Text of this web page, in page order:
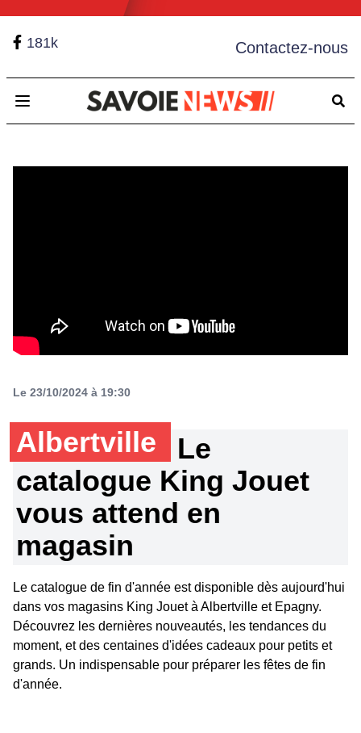
181k Contactez-nous
Open main menu
Le 23/10/2024 à 19:30
Albertville
Le
catalogue King Jouet
vous attend en
magasin
Le catalogue de fin d'année est disponible dès aujourd'hui
dans vos magasins King Jouet à Albertville et Epagny.
Découvrez les dernières nouveautés, les tendances du
moment, et des centaines d'idées cadeaux pour petits et
grands. Un indispensable pour préparer les fêtes de fin
d'année.